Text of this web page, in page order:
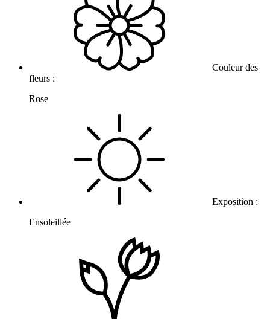
Couleur des
fleurs :
Rose
Exposition :
Ensoleillée